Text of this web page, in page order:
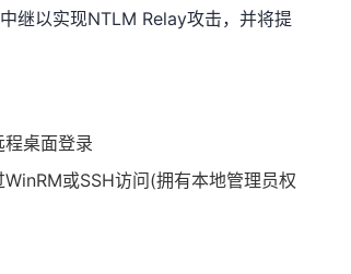
继以实现NTLM Relay攻击，并将提
桌面登录
或SSH访问(拥有本地管理员权